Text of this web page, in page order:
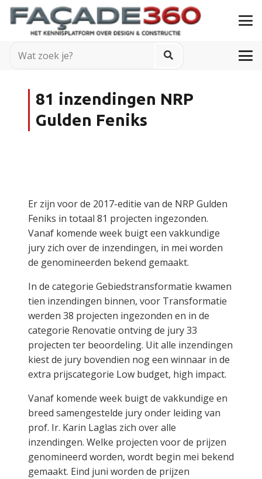
81 inzendingen NRP
Gulden Feniks
Er zijn voor de 2017-editie van de NRP Gulden
Feniks in totaal 81 projecten ingezonden.
Vanaf komende week buigt een vakkundige
jury zich over de inzendingen, in mei worden
de genomineerden bekend gemaakt.
In de categorie Gebiedstransformatie kwamen
tien inzendingen binnen, voor Transformatie
werden 38 projecten ingezonden en in de
categorie Renovatie ontving de jury 33
projecten ter beoordeling. Uit alle inzendingen
kiest de jury bovendien nog een winnaar in de
extra prijscategorie Low budget, high impact.
Vanaf komende week buigt de vakkundige en
breed samengestelde jury onder leiding van
prof. Ir. Karin Laglas zich over alle
inzendingen. Welke projecten voor de prijzen
genomineerd worden, wordt begin mei bekend
gemaakt. Eind juni worden de prijzen